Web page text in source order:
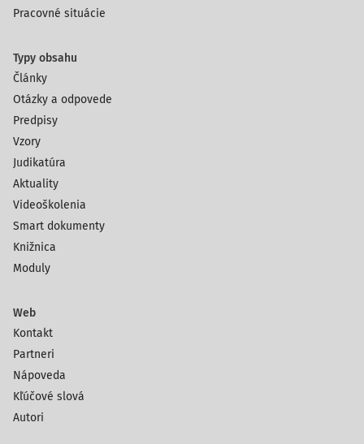
Pracovné situácie
Typy obsahu
Články
Otázky a odpovede
Predpisy
Vzory
Judikatúra
Aktuality
Videoškolenia
Smart dokumenty
Knižnica
Moduly
Web
Kontakt
Partneri
Nápoveda
Kľúčové slová
Autori